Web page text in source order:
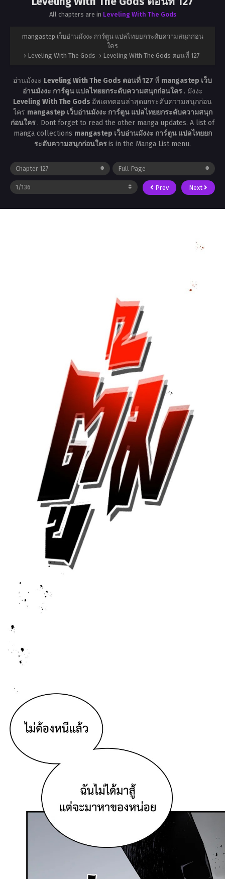
All chapters are in Leveling With The Gods
mangastep เว็บอ่านมังงะ การ์ตูน แปลไทยยกระดับความสนุกก่อน
ใคร
› Leveling With The Gods › Leveling With The Gods ตอนที่ 127
อ่านมังงะ Leveling With The Gods ตอนที่ 127 ที่ mangastep เว็บ
อ่านมังงะ การ์ตูน แปลไทยยกระดับความสนุกก่อนใคร . มังงะ
Leveling With The Gods อัพเดทตอนล่าสุดยกระดับความสนุกก่อน
ใคร mangastep เว็บอ่านมังงะ การ์ตูน แปลไทยยกระดับความสนุก
ก่อนใคร . Dont forget to read the other manga updates. A list of
manga collections mangastep เว็บอ่านมังงะ การ์ตูน แปลไทยยก
ระดับความสนุกก่อนใครis in the Manga List menu.
Prev Next